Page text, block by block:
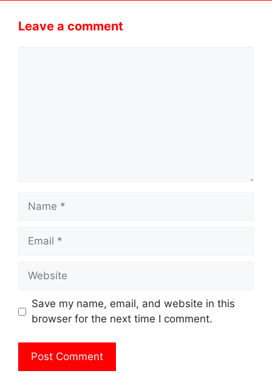
Leave a comment
Name
Email
Website
Save my name, email, and website in this
browser for the next time I comment.